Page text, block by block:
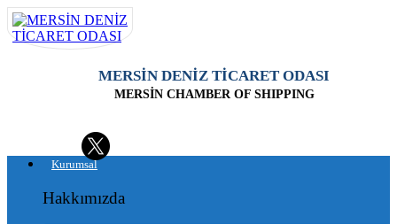
MERSİN DENİZ TİCARET ODASI
MERSİN CHAMBER OF SHIPPING
Kurumsal
Hakkımızda